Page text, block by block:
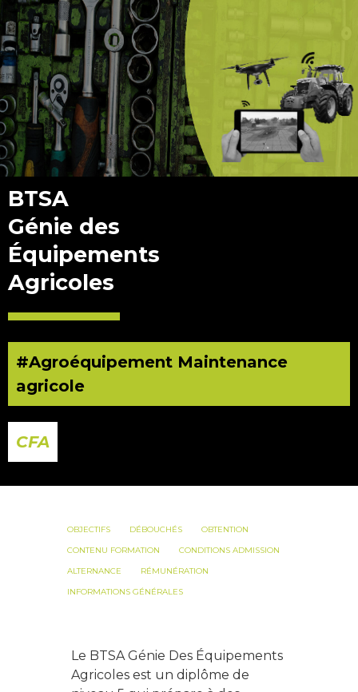
BTSA
Génie des
Équipements
Agricoles
#Agroéquipement Maintenance
agricole
CFA
OBJECTIFS DÉBOUCHÉS
OBTENTION
CONTENU FORMATION
CONDITIONS ADMISSION
ALTERNANCE
RÉMUNÉRATION
INFORMATIONS GÉNÉRALES
Le BTSA Génie Des Équipements
Agricoles est un diplôme de